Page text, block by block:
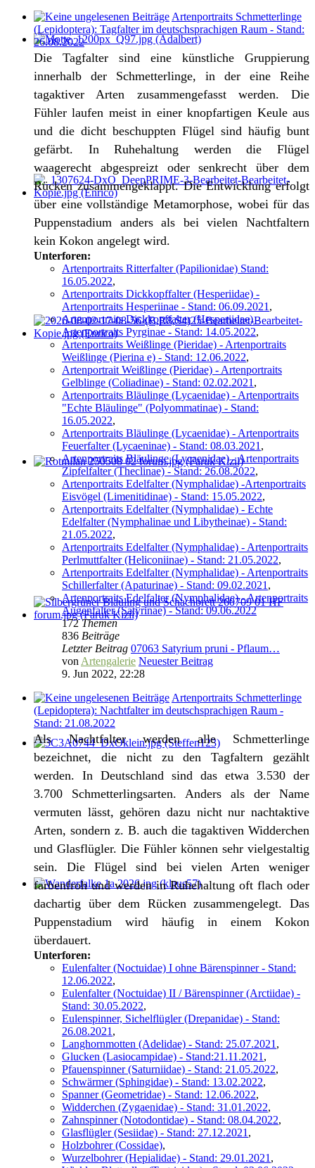
Artenportraits Schmetterlinge
(Lepidoptera): Tagfalter im deutschsprachigen Raum - Stand:
26.08.2022
Die Tagfalter sind eine künstliche Gruppierung
innerhalb der Schmetterlinge, in der eine Reihe
tagaktiver Arten zusammengefasst werden. Die
Fühler laufen meist in einer knopfartigen Keule aus
und die dicht beschuppten Flügel sind häufig bunt
gefärbt. In Ruhehaltung werden die Flügel
waagerecht abgespreizt oder senkrecht über dem
Rücken zusammengeklappt. Die Entwicklung erfolgt
über eine vollständige Metamorphose, wobei für das
Puppenstadium anders als bei vielen Nachtfaltern
kein Kokon angelegt wird.
Unterforen:
Artenportraits Ritterfalter (Papilionidae) Stand:
16.05.2022,
Artenportraits Dickkopffalter (Hesperiidae) -
Artenportraits Hesperiinae - Stand: 06.09.2021 ,
Artenportraits Dickkopffalter (Hesperiidae) -
Artenportraits Pyrginae - Stand: 14.05.2022,
Artenportraits Weißlinge (Pieridae) - Artenportraits
Weißlinge (Pierina e) - Stand: 12.06.2022,
Artenportrait Weißlinge (Pieridae) - Artenportraits
Gelblinge (Coliadinae) - Stand: 02.02.2021 ,
Artenportraits Bläulinge (Lycaenidae) - Artenportraits
"Echte Bläulinge" (Polyommatinae) - Stand:
16.05.2022,
Artenportraits Bläulinge (Lycaenidae) - Artenportraits
Feuerfalter (Lycaeninae) - Stand: 08.03.2021 ,
Artenportraits Bläulinge (Lycaenidae) - Artenportraits
Zipfelfalter (Theclinae) - Stand: 26.08.2022,
Artenportraits Edelfalter (Nymphalidae) -Artenportraits
Eisvögel (Limenitidinae) - Stand: 15.05.2022,
Artenportraits Edelfalter (Nymphalidae) - Echte
Edelfalter (Nymphalinae und Libytheinae) - Stand:
21.05.2022,
Artenportraits Edelfalter (Nymphalidae) - Artenportraits
Perlmuttfalter (Heliconiinae) - Stand: 21.05.2022,
Artenportraits Edelfalter (Nymphalidae) - Artenportraits
Schillerfalter (Apaturinae) - Stand: 09.02.2021 ,
Artenportraits Edelfalter (Nymphalidae) - Artenportraits
Augenfalter (Satyrinae) - Stand: 09.06.2022
172Themen
836 Beiträge
Letzter Beitrag 07063 Satyrium pruni - Pflaum…
von Artengalerie Neuester Beitrag
9. Jun 2022, 22:28
Artenportraits Schmetterlinge
(Lepidoptera): Nachtfalter im deutschsprachigen Raum -
Stand: 21.08.2022
Als Nachtfalter werden alle Schmetterlinge
bezeichnet, die nicht zu den Tagfaltern gezählt
werden. In Deutschland sind das etwa 3.530 der
3.700 Schmetterlingsarten. Anders als der Name
vermuten lässt, gehören dazu nicht nur nachtaktive
Arten, sondern z. B. auch die tagaktiven Widderchen
und Glasflügler. Die Fühler können sehr vielgestaltig
sein. Die Flügel sind bei vielen Arten weniger
farbenfroh und werden in Ruhehaltung oft flach oder
dachartig über dem Rücken zusammengelegt. Das
Puppenstadium wird häufig in einem Kokon
überdauert.
Unterforen:
Eulenfalter (Noctuidae) I ohne Bärenspinner - Stand:
12.06.2022,
Eulenfalter (Noctuidae) II / Bärenspinner (Arctiidae) -
Stand: 30.05.2022,
Eulenspinner, Sichelflügler (Drepanidae) - Stand:
26.08.2021 ,
Langhornmotten (Adelidae) - Stand: 25.07.2021 ,
Glucken (Lasiocampidae) - Stand:21.11.2021 ,
Pfauenspinner (Saturniidae) - Stand: 21.05.2022,
Schwärmer (Sphingidae) - Stand: 13.02.2022,
Spanner (Geometridae) - Stand: 12.06.2022,
Widderchen (Zygaenidae) - Stand: 31.01.2022,
Zahnspinner (Notodontidae) - Stand: 08.04.2022,
Glasflügler (Sesiidae) - Stand: 27.12.2021 ,
Holzbohrer (Cossidae),
Wurzelbohrer (Hepialidae) - Stand: 29.01.2021 ,